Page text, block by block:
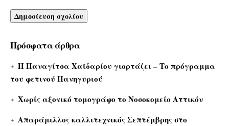
Πρόσφατα άρθρα
Η Παναγίτσα Χαϊδαρίου γιορτάζει – Το πρόγραμμα
του φετινού Πανηγυριού
Χωρίς αξονικό τομογράφο το Νοσοκομείο Αττικόν
Απαράμιλλος καλλιτεχνικός Σεπτέμβρης στο